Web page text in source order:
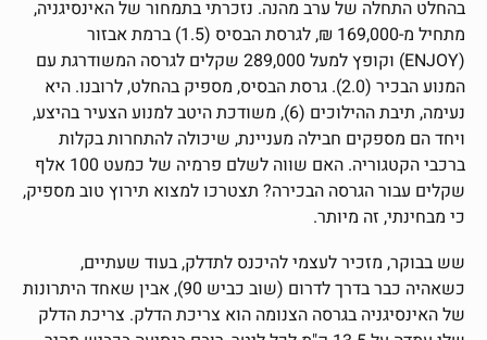
בהחלט התחלה של ערב מהנה. נזכרתי בתמחור של האינסיגניה,
מתחיל מ-169,000 ₪, לגרסת הבסיס (1.5) ברמת אבזור
(ENJOY) וקופץ למעל 289,000 שקלים לגרסה המשודרגת עם
המנוע הבכיר (2.0). גרסת הבסיס, מספיק בהחלט, לרובנו. היא
נעימה, תיבת ההילוכים (6), משודכת היטב למנוע הצעיר בהיצע,
ויחד הם מספקים חבילה מעניינת, שיכולה להתחרות בקלות
ברכבי הקטגוריה. האם שווה לשלם פרמיה של כמעט 100 אלף
שקלים עבור הגרסה הבכירה? תצטרכו למצוא תירוץ טוב מספיק,
כי מבחינתי, זה מיותר.
שש בבוקר, מזכיר לעצמי להיכנס לתדלק, בעוד שעתיים,
כשאהיה כבר בדרך לדרום (שוב כביש 90), אבין שאחד היתרונות
של האינסיגניה בגרסה הצנומה הוא צריכת הדלק. צריכת הדלק